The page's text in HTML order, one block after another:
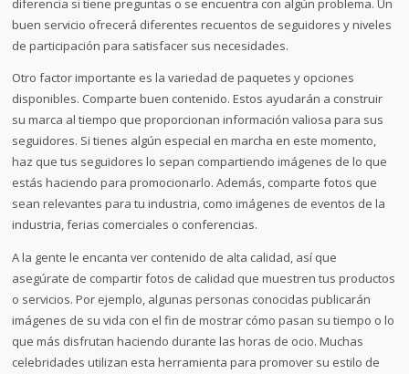
buen servicio ofrecerá diferentes recuentos de seguidores y niveles
de participación para satisfacer sus necesidades.
Otro factor importante es la variedad de paquetes y opciones
disponibles. Comparte buen contenido. Estos ayudarán a construir
su marca al tiempo que proporcionan información valiosa para sus
seguidores. Si tienes algún especial en marcha en este momento,
haz que tus seguidores lo sepan compartiendo imágenes de lo que
estás haciendo para promocionarlo. Además, comparte fotos que
sean relevantes para tu industria, como imágenes de eventos de la
industria, ferias comerciales o conferencias.
A la gente le encanta ver contenido de alta calidad, así que
asegúrate de compartir fotos de calidad que muestren tus productos
o servicios. Por ejemplo, algunas personas conocidas publicarán
imágenes de su vida con el fin de mostrar cómo pasan su tiempo o lo
que más disfrutan haciendo durante las horas de ocio. Muchas
celebridades utilizan esta herramienta para promover su estilo de